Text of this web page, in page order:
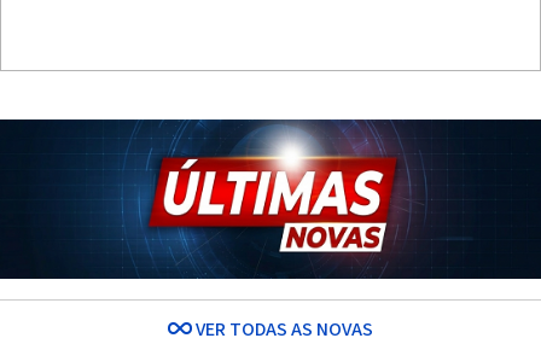
VER TODAS AS NOVAS